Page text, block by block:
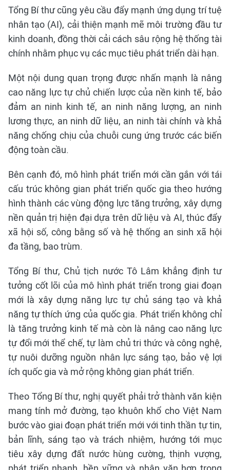
Tổng Bí thư cũng yêu cầu đẩy mạnh ứng dụng trí tuệ
nhân tạo (AI), cải thiện mạnh mẽ môi trường đầu tư
kinh doanh, đồng thời cải cách sâu rộng hệ thống tài
chính nhằm phục vụ các mục tiêu phát triển dài hạn.
Một nội dung quan trọng được nhấn mạnh là nâng
cao năng lực tự chủ chiến lược của nền kinh tế, bảo
đảm an ninh kinh tế, an ninh năng lượng, an ninh
lương thực, an ninh dữ liệu, an ninh tài chính và khả
năng chống chịu của chuỗi cung ứng trước các biến
động toàn cầu.
Bên cạnh đó, mô hình phát triển mới cần gắn với tái
cấu trúc không gian phát triển quốc gia theo hướng
hình thành các vùng động lực tăng trưởng, xây dựng
nền quản trị hiện đại dựa trên dữ liệu và AI, thúc đẩy
xã hội số, công bằng số và hệ thống an sinh xã hội
đa tầng, bao trùm.
Tổng Bí thư, Chủ tịch nước Tô Lâm khẳng định tư
tưởng cốt lõi của mô hình phát triển trong giai đoạn
mới là xây dựng năng lực tự chủ sáng tạo và khả
năng tự thích ứng của quốc gia. Phát triển không chỉ
là tăng trưởng kinh tế mà còn là nâng cao năng lực
tự đổi mới thể chế, tự làm chủ tri thức và công nghệ,
tự nuôi dưỡng nguồn nhân lực sáng tạo, bảo vệ lợi
ích quốc gia và mở rộng không gian phát triển.
Theo Tổng Bí thư, nghị quyết phải trở thành văn kiện
mang tính mở đường, tạo khuôn khổ cho Việt Nam
bước vào giai đoạn phát triển mới với tinh thần tự tin,
bản lĩnh, sáng tạo và trách nhiệm, hướng tới mục
tiêu xây dựng đất nước hùng cường, thịnh vượng,